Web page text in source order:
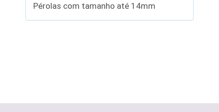
Pérolas com tamanho até 14mm